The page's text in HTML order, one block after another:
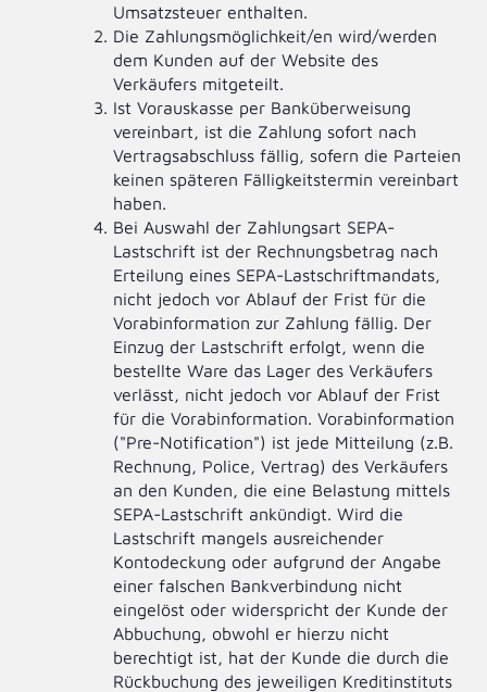
Umsatzsteuer enthalten.
Die Zahlungsmöglichkeit/en wird/werden
dem Kunden auf der Website des
Verkäufers mitgeteilt.
Ist Vorauskasse per Banküberweisung
vereinbart, ist die Zahlung sofort nach
Vertragsabschluss fällig, sofern die Parteien
keinen späteren Fälligkeitstermin vereinbart
haben.
Bei Auswahl der Zahlungsart SEPA-
Lastschrift ist der Rechnungsbetrag nach
Erteilung eines SEPA-Lastschriftmandats,
nicht jedoch vor Ablauf der Frist für die
Vorabinformation zur Zahlung fällig. Der
Einzug der Lastschrift erfolgt, wenn die
bestellte Ware das Lager des Verkäufers
verlässt, nicht jedoch vor Ablauf der Frist
für die Vorabinformation. Vorabinformation
("Pre-Notification") ist jede Mitteilung (z.B.
Rechnung, Police, Vertrag) des Verkäufers
an den Kunden, die eine Belastung mittels
SEPA-Lastschrift ankündigt. Wird die
Lastschrift mangels ausreichender
Kontodeckung oder aufgrund der Angabe
einer falschen Bankverbindung nicht
eingelöst oder widerspricht der Kunde der
Abbuchung, obwohl er hierzu nicht
berechtigt ist, hat der Kunde die durch die
Rückbuchung des jeweiligen Kreditinstituts